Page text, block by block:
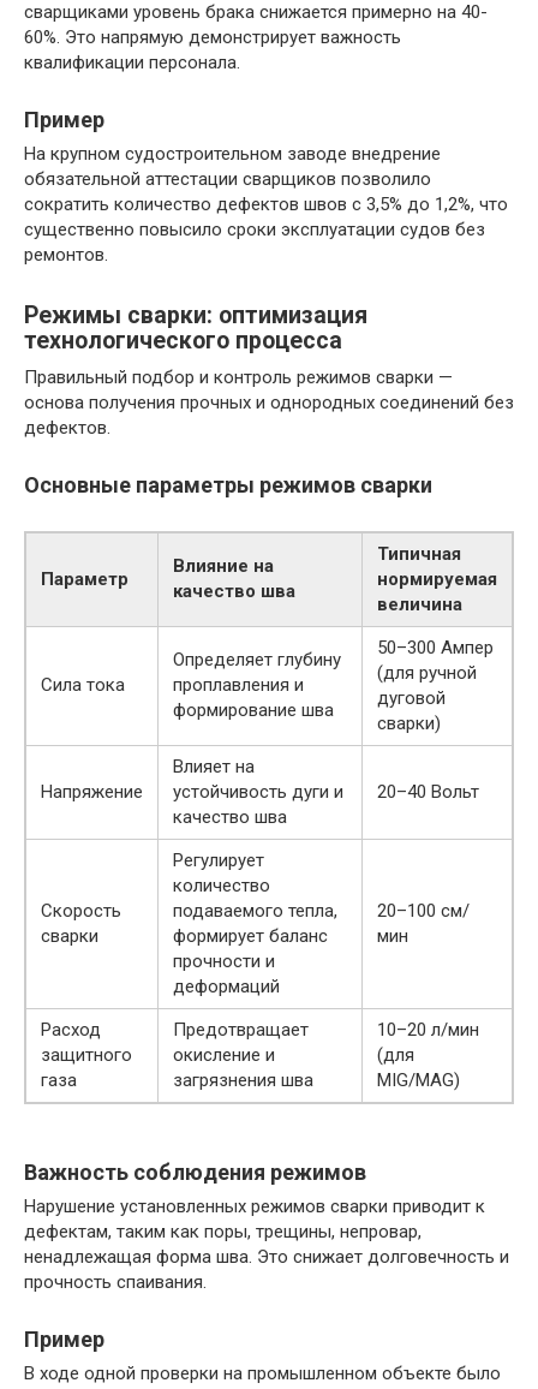
сварщиками уровень брака снижается примерно на 40-
60%. Это напрямую демонстрирует важность
квалификации персонала.
Пример
На крупном судостроительном заводе внедрение
обязательной аттестации сварщиков позволило
сократить количество дефектов швов с 3,5% до 1,2%, что
существенно повысило сроки эксплуатации судов без
ремонтов.
Режимы сварки: оптимизация
технологического процесса
Правильный подбор и контроль режимов сварки —
основа получения прочных и однородных соединений без
дефектов.
Основные параметры режимов сварки
Параметр
Влияние на
качество шва
Типичная
нормируемая
величина
Сила тока
Определяет глубину
проплавления и
формирование шва
50–300 Ампер
(для ручной
дуговой
сварки)
Напряжение
Влияет на
устойчивость дуги и
качество шва
20–40 Вольт
Скорость
сварки
Регулирует
количество
подаваемого тепла,
формирует баланс
прочности и
деформаций
20–100 см/
мин
Расход
защитного
газа
Предотвращает
окисление и
загрязнения шва
10–20 л/мин
(для
MIG/MAG)
Важность соблюдения режимов
Нарушение установленных режимов сварки приводит к
дефектам, таким как поры, трещины, непровар,
ненадлежащая форма шва. Это снижает долговечность и
прочность спаивания.
Пример
В ходе одной проверки на промышленном объекте было